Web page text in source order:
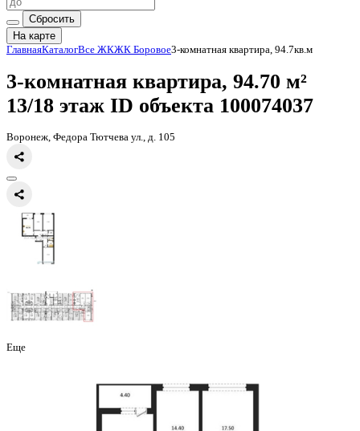
Сбросить
На карте
Главная КаталогВсе ЖК ЖК Боровое
3-комнатная квартира, 94.70
13/18 этаж
Воронеж, Федора Тютчева ул., д. 105